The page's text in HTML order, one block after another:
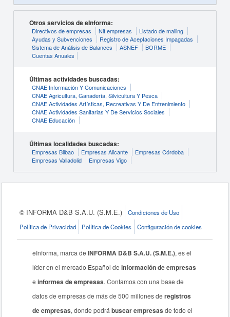
Otros servicios de eInforma:
Directivos de empresas Nif empresas
Listado de mailing
Ayudas y Subvenciones
Registro de Aceptaciones Impagadas
Sistema de Análisis de Balances
ASNEF
BORME
Cuentas Anuales
Últimas actividades buscadas:
CNAE Información Y Comunicaciones
CNAE Agricultura, Ganadería, Silvicultura Y Pesca
CNAE Actividades Artísticas, Recreativas Y De Entrenimiento
CNAE Actividades Sanitarias Y De Servicios Sociales
CNAE Educación
Últimas localidades buscadas:
Empresas Bilbao Empresas Alicante
Empresas Córdoba
Empresas Valladolid
Empresas Vigo
© INFORMA D&B S.A.U. (S.M.E.)
Condiciones de Uso
Política de Privacidad
Política de Cookies Configuración de cookies
eInforma, marca deINFORMA D&B S.A.U. (S.M.E.), es el
líder en el mercado Español deinformación de empresas
einformes de empresas. Contamos con una base de
datos de empresas de más de 500 millones deregistros
de empresas, donde podrábuscar empresas de todo el